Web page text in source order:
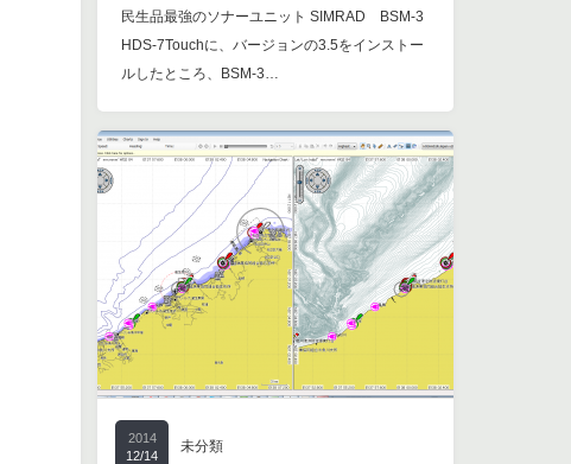
民生品最強のソナーユニット SIMRAD BSM-3
HDS-7Touchに、バージョンの3.5をインストー
ルしたところ、BSM-3…
2014
12/14
未分類